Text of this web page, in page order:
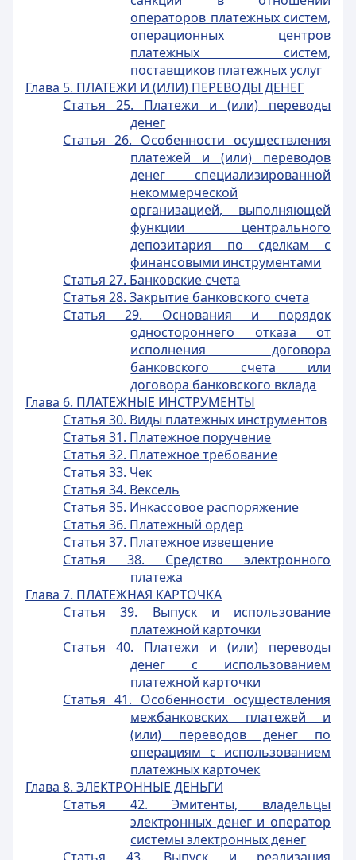
операторов платежных систем,
операционных центров
платежных систем,
поставщиков платежных услуг
Глава 5. ПЛАТЕЖИ И (ИЛИ) ПЕРЕВОДЫ ДЕНЕГ
Статья 25. Платежи и (или) переводы
денег
Статья 26. Особенности осуществления
платежей и (или) переводов
денег специализированной
некоммерческой
организацией, выполняющей
функции центрального
депозитария по сделкам с
финансовыми инструментами
Статья 27. Банковские счета
Статья 28. Закрытие банковского счета
Статья 29. Основания и порядок
одностороннего отказа от
исполнения договора
банковского счета или
договора банковского вклада
Глава 6. ПЛАТЕЖНЫЕ ИНСТРУМЕНТЫ
Статья 30. Виды платежных инструментов
Статья 31. Платежное поручение
Статья 32. Платежное требование
Статья 33. Чек
Статья 34. Вексель
Статья 35. Инкассовое распоряжение
Статья 36. Платежный ордер
Статья 37. Платежное извещение
Статья 38. Средство электронного
платежа
Глава 7. ПЛАТЕЖНАЯ КАРТОЧКА
Статья 39. Выпуск и использование
платежной карточки
Статья 40. Платежи и (или) переводы
денег с использованием
платежной карточки
Статья 41. Особенности осуществления
межбанковских платежей и
(или) переводов денег по
операциям с использованием
платежных карточек
Глава 8. ЭЛЕКТРОННЫЕ ДЕНЬГИ
Статья 42. Эмитенты, владельцы
электронных денег и оператор
системы электронных денег